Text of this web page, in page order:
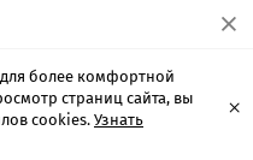
более комфортной
страниц сайта, вы
cookies. Узнать
×